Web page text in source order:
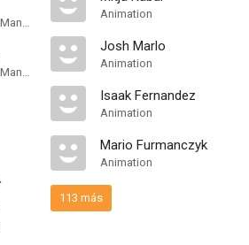
Art Department Manager
Art Department Manager
Animation
Josh Marlo
Animation
Isaak Fernandez
Animation
Mario Furmanczyk
Animation
113 más